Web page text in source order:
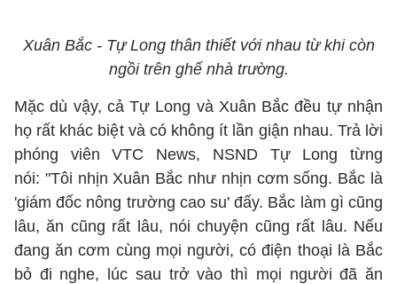
Xuân Bắc - Tự Long thân thiết với nhau từ khi còn
ngồi trên ghế nhà trường.
Mặc dù vậy, cả Tự Long và Xuân Bắc đều tự nhận
họ rất khác biệt và có không ít lần giận nhau. Trả lời
phóng viên VTC News, NSND Tự Long từng
nói: "Tôi nhịn Xuân Bắc như nhịn cơm sống. Bắc là
'giám đốc nông trường cao su' đấy. Bắc làm gì cũng
lâu, ăn cũng rất lâu, nói chuyện cũng rất lâu. Nếu
đang ăn cơm cùng mọi người, có điện thoại là Bắc
bỏ đi nghe, lúc sau trở vào thì mọi người đã ăn